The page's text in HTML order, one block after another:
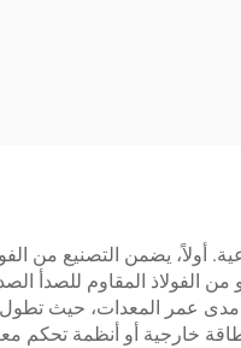
أولاً، يضمن التصنيع من
الفولاذ المقاوم للصدأ
مدى عمر المعدات، حيث
طاقة خارجية أو أنظمة تحكم